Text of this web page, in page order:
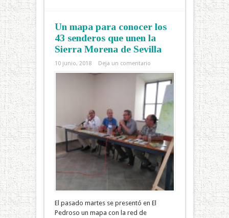
Un mapa para conocer los
43 senderos que unen la
Sierra Morena de Sevilla
10 junio, 2018 Deja un comentario
El pasado martes se presentó en El
Pedroso un mapa con la red de